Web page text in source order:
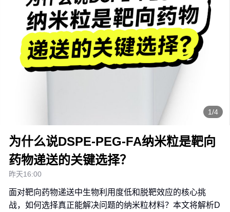
1/4
为什么说DSPE-PEG-FA纳米粒是靶向
药物递送的关键选择？
昨天16:00
面对靶向药物递送中生物利用度低和脱靶效应的核心挑
战，如何选择真正能解决问题的纳米粒材料？本文将解析D